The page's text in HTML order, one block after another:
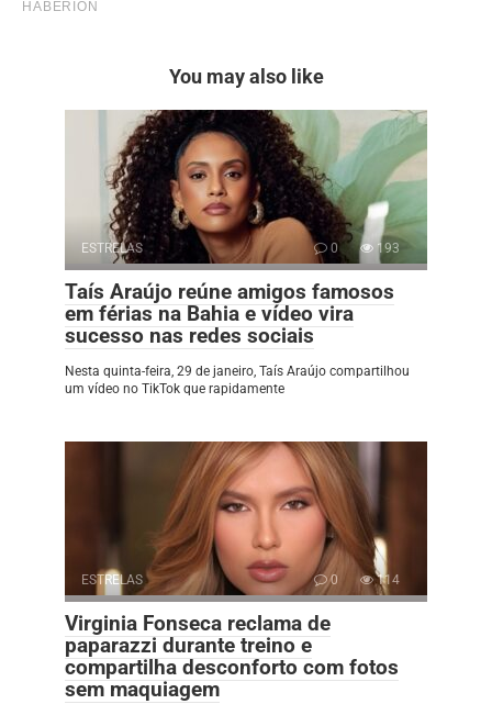
You may also like
ESTRELAS 0 193
Taís Araújo reúne amigos famosos
em férias na Bahia e vídeo vira
sucesso nas redes sociais
Nesta quinta-feira, 29 de janeiro, Taís Araújo compartilhou
um vídeo no TikTok que rapidamente
ESTRELAS 0 114
Virginia Fonseca reclama de
paparazzi durante treino e
compartilha desconforto com fotos
sem maquiagem